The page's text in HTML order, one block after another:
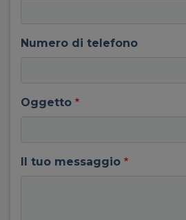
Numero di telefono
Oggetto
Il tuo messaggio